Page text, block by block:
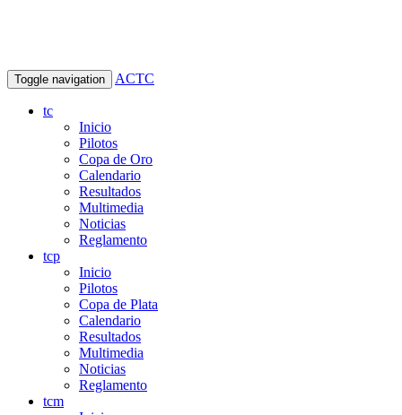
Toggle navigation ACTC
tc
Inicio
Pilotos
Copa de Oro
Calendario
Resultados
Multimedia
Noticias
Reglamento
tcp
Inicio
Pilotos
Copa de Plata
Calendario
Resultados
Multimedia
Noticias
Reglamento
tcm